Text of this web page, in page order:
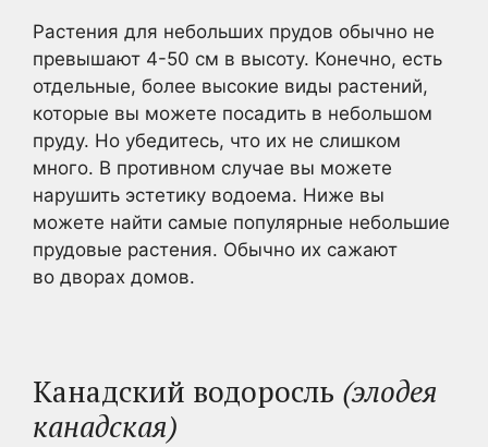
Растения для небольших прудов обычно не
превышают 4-50 см в высоту. Конечно, есть
отдельные, более высокие виды растений,
которые вы можете посадить в небольшом
пруду. Но убедитесь, что их не слишком
много. В противном случае вы можете
нарушить эстетику водоема. Ниже вы
можете найти самые популярные небольшие
прудовые растения. Обычно их сажают
во дворах домов.
Канадский водоросль (элодея
канадская)